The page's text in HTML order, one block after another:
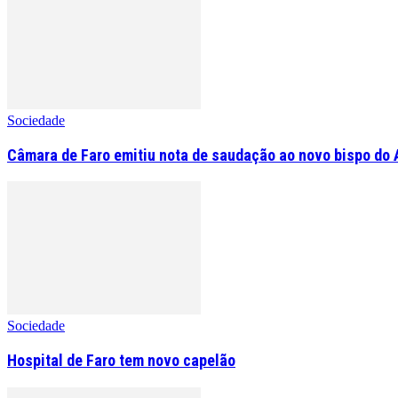
Sociedade
Câmara de Faro emitiu nota de saudação ao novo bispo do
Sociedade
Hospital de Faro tem novo capelão